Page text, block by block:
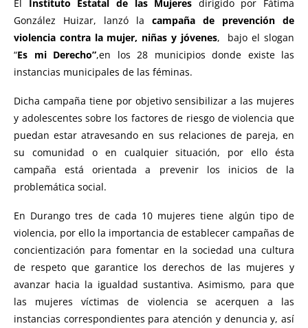
El Instituto Estatal de las Mujeres dirigido por Fátima
González Huizar, lanzó la campaña de prevención de
violencia contra la mujer, niñas y jóvenes, bajo el slogan
“Es mi Derecho”,en los 28 municipios donde existe las
instancias municipales de las féminas.
Dicha campaña tiene por objetivo sensibilizar a las mujeres
y adolescentes sobre los factores de riesgo de violencia que
puedan estar atravesando en sus relaciones de pareja, en
su comunidad o en cualquier situación, por ello ésta
campaña está orientada a prevenir los inicios de la
problemática social.
En Durango tres de cada 10 mujeres tiene algún tipo de
violencia, por ello la importancia de establecer campañas de
concientización para fomentar en la sociedad una cultura
de respeto que garantice los derechos de las mujeres y
avanzar hacia la igualdad sustantiva. Asimismo, para que
las mujeres víctimas de violencia se acerquen a las
instancias correspondientes para atención y denuncia y, así